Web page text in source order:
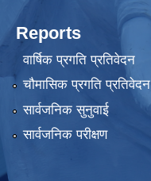
Reports
वार्षिक प्रगति प्रतिवेदन
चौमासिक प्रगति प्रतिवेदन
सार्वजनिक सुनुवाई
सार्वजनिक परीक्षण